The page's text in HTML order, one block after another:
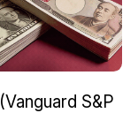
(Vanguard S&P